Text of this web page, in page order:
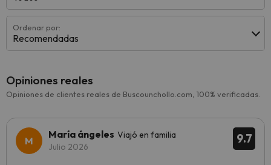
Ordenar por:
Recomendadas
Opiniones reales
Opiniones de clientes reales de Buscounchollo.com, 100% verificadas.
9.7
María ángeles Viajó en familia
Julio 2026